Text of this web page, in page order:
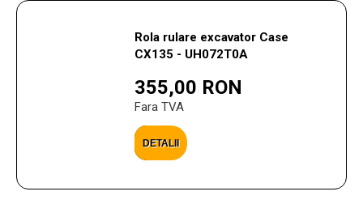
Rola rulare excavator Case
CX135 - UH072T0A
355,00 RON
Fara TVA
DETALII